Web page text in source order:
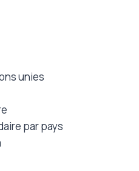
unies
par pays